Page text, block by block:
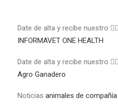
Date de alta y recibe nuestro 👉🏼
INFORMAVET ONE HEALTH
Date de alta y recibe nuestro 👉🏼
Agro Ganadero
Noticias animales de compañía